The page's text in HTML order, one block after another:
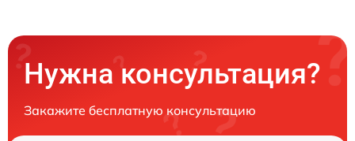
Нужна консультация?
Закажите бесплатную консультацию